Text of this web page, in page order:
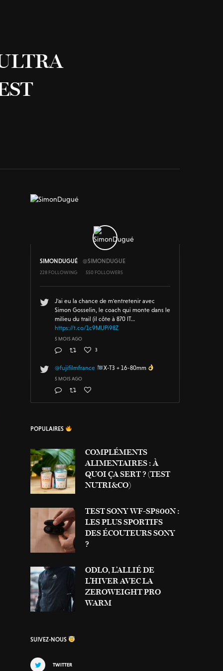
SIMONDUGUÉ @SIMONDUGUE
228 FOLLOWING 550 FOLLOWERS
J'ai eu la chance de m'entretenir avec
Simon Gosselin, le coach qui monte dans le
milieu du trail (il côte à 870 IT…
https://t.co/1c9MUPi98Z
5 MOIS AGO
3
@fujifilmfrance X-T3 + 16-80mm
5 MOIS AGO
POPULAIRES
COMPLÉMENTS
ALIMENTAIRES : À
QUOI ÇA SERT ? (TEST
NUTRI&CO)
TEST SONY WF-SP800N :
LES PLUS SPORTIFS
DES ÉCOUTEURS SONY
?
ODLO, L’ALLIÉ DE
L’HIVER AVEC LA
ZEROWEIGHT PRO
WARM
SUIVEZ-NOUS
TWITTER